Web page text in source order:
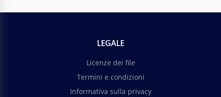
LEGALE
Licenze dei file
Termini e condizioni
Informativa sulla privacy